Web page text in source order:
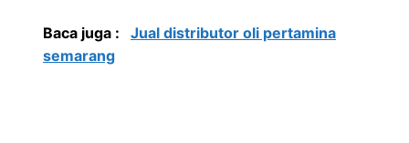
Baca juga :
Jual distributor oli pertamina
semarang